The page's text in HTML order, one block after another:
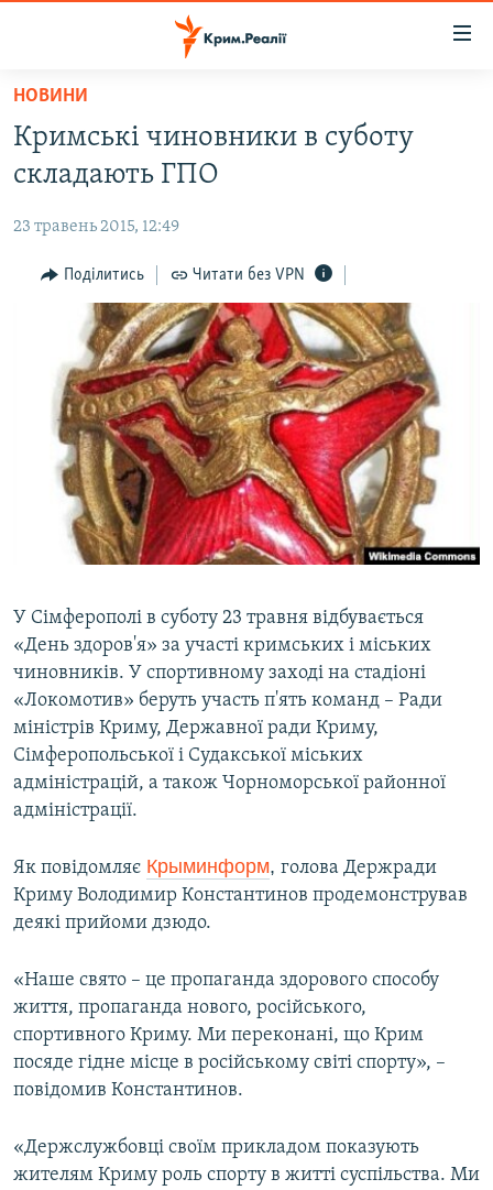
Перейти
основного
матеріалу
до
навігації
пошуку
ВОДА.КРИМ
ПОЛІТИКА
БЛОГИ
ПОГЛЯД
ІНТЕРВ'Ю
ВСЕ ЗА ДЕНЬ
СПЕЦПРОЕКТИ
ДЕПОРТАЦІЯ
ВІДЕОУРОКИ «ELIFBE»
СВІДЧЕННЯ ОКУПАЦІЇ
ІНФОГРАФІКА
ЯК ОБІЙТИ БЛОКУВАННЯ
Русский
Qırımtatar
ДОЛУЧАЙСЯ!
Усі сайти RFE/RL
НОВИНИ
Кримські чиновники в суботу
складають ГПО
23 травень 2015, 12:49
Поділитись Читати без VPN
У Сімферополі в суботу 23 травня відбувається
«День здоров'я» за участі кримських і міських
чиновників. У спортивному заході на стадіоні
«Локомотив» беруть участь п'ять команд – Ради
міністрів Криму, Державної ради Криму,
Сімферопольської і Судакської міських
адміністрацій, а також Чорноморської районної
адміністрації.
Як повідомляє Крыминформ, голова Держради
Криму Володимир Константинов продемонстрував
деякі прийоми дзюдо.
«Наше свято – це пропаганда здорового способу
життя, пропаганда нового, російського,
спортивного Криму. Ми переконані, що Крим
посяде гідне місце в російському світі спорту», –
повідомив Константинов.
«Держслужбовці своїм прикладом показують
жителям Криму роль спорту в житті суспільства. Ми